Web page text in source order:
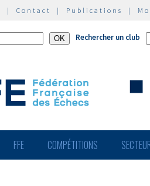
| Contact | Publications |
Rechercher un club
FFE COMPÉTITIONS